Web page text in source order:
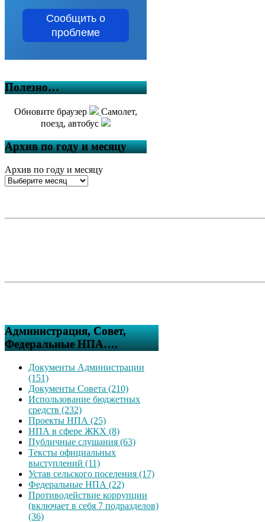
Сообщить о
проблеме
Полезно…
Обновите браузер
Самолет,
поезд, автобус
Архив по году и месяцу
Архив по году и месяцу
Администрация, Совет,
Федеральные НПА….
Документы Администрации
(151)
Документы Совета (210)
Использование бюджетных
средств (232)
Проекты НПА (25)
НПА в сфере ЖКХ (8)
Публичные слушания (63)
Тексты официальных
выступлений (11)
Устав сельского поселения (17)
Федеральные НПА (22)
Противодействие коррупции
(включает в себя 7 подразделов)
(36)